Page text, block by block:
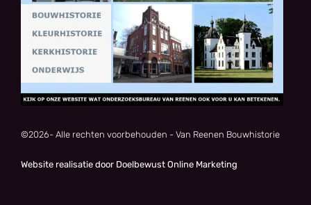
©2026- Alle rechten voorbehouden - Van Reenen Bouwhistorie
Website realisatie door Doelbewust Online Marketing